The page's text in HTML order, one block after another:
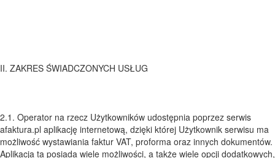
II. ZAKRES ŚWIADCZONYCH USŁUG
2.1. Operator na rzecz Użytkowników udostępnia poprzez serwis
afaktura.pl aplikację internetową, dzięki której Użytkownik serwisu ma
możliwość wystawiania faktur VAT, proforma oraz innych dokumentów.
Aplikacja ta posiada wiele możliwości, a także wiele opcji dodatkowych,